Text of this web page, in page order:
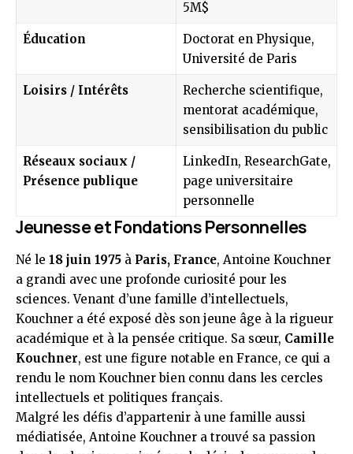
5M$
Éducation
Doctorat en Physique,
Université de Paris
Loisirs / Intérêts
Recherche scientifique,
mentorat académique,
sensibilisation du public
Réseaux sociaux /
Présence publique
LinkedIn, ResearchGate,
page universitaire
personnelle
Jeunesse et Fondations Personnelles
Né le 18 juin 1975 à Paris, France, Antoine Kouchner
a grandi avec une profonde curiosité pour les
sciences. Venant d’une famille d’intellectuels,
Kouchner a été exposé dès son jeune âge à la rigueur
académique et à la pensée critique. Sa sœur, Camille
Kouchner, est une figure notable en France, ce qui a
rendu le nom Kouchner bien connu dans les cercles
intellectuels et politiques français.
Malgré les défis d’appartenir à une famille aussi
médiatisée, Antoine Kouchner a trouvé sa passion